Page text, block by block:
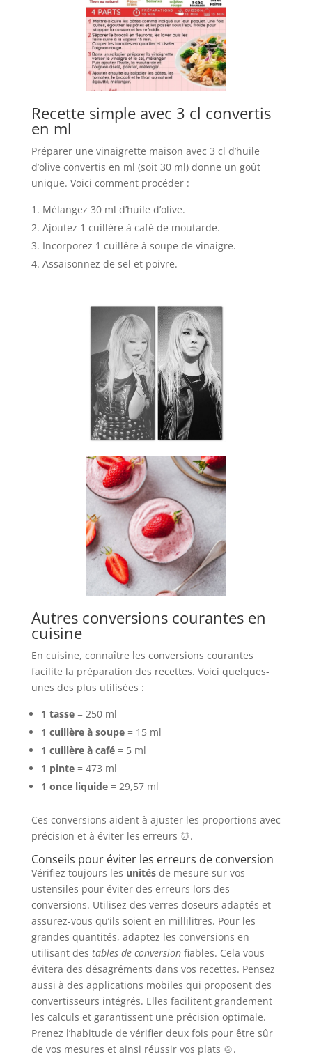
Recette simple avec 3 cl convertis
en ml
Préparer une vinaigrette maison avec 3 cl d’huile
d’olive convertis en ml (soit 30 ml) donne un goût
unique. Voici comment procéder :
Mélangez 30 ml d’huile d’olive.
Ajoutez 1 cuillère à café de moutarde.
Incorporez 1 cuillère à soupe de vinaigre.
Assaisonnez de sel et poivre.
Autres conversions courantes en
cuisine
En cuisine, connaître les conversions courantes
facilite la préparation des recettes. Voici quelques-
unes des plus utilisées :
1 tasse= 250 ml
1 cuillère à soupe= 15 ml
1 cuillère à café= 5 ml
1 pinte= 473 ml
1 once liquide= 29,57 ml
Ces conversions aident à ajuster les proportions avec
précision et à éviter les erreurs ⏰.
Conseils pour éviter les erreurs de conversion
Vérifiez toujours les unitésde mesure sur vos
ustensiles pour éviter des erreurs lors des
conversions. Utilisez des verres doseurs adaptés et
assurez-vous qu’ils soient en millilitres. Pour les
grandes quantités, adaptez les conversions en
utilisant des tables de conversionfiables. Cela vous
évitera des désagréments dans vos recettes. Pensez
aussi à des applications mobiles qui proposent des
convertisseurs intégrés. Elles facilitent grandement
les calculs et garantissent une précision optimale.
Prenez l’habitude de vérifier deux fois pour être sûr
de vos mesures et ainsi réussir vos plats 🍲.